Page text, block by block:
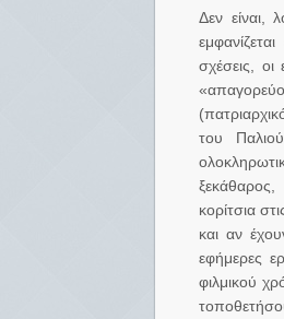
Δεν είναι,
σχέσεις,
του
κορίτσια
και αν
εφήμερες
φιλμικού